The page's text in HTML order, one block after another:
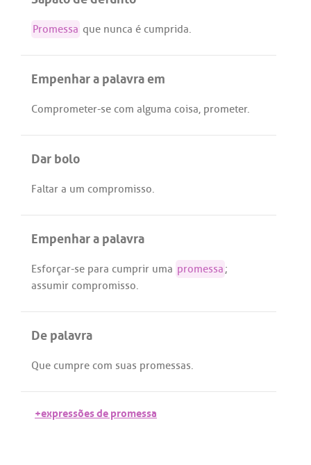
Promessa que nunca é cumprida.
Empenhar a palavra em
Comprometer-se com alguma coisa, prometer.
Dar bolo
Faltar a um compromisso.
Empenhar a palavra
Esforçar-se para cumprir uma promessa ;
assumir compromisso.
De palavra
Que cumpre com suas promessas.
+expressões de promessa